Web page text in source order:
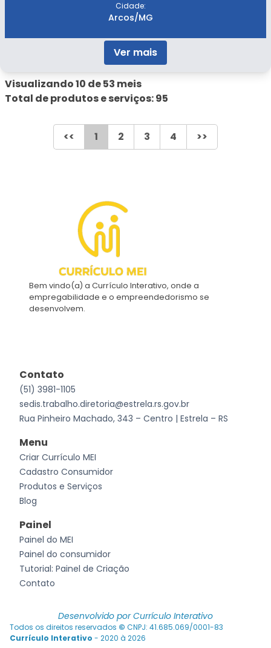
Cidade:
Arcos/MG
Ver mais
Visualizando 10 de 53 meis
Total de produtos e serviços: 95
<< 1 2 3 4 >>
Bem vindo(a) a Currículo Interativo, onde a
empregabilidade e o empreendedorismo se
desenvolvem.
Contato
(51) 3981-1105
sedis.trabalho.diretoria@estrela.rs.gov.br
Rua Pinheiro Machado, 343 – Centro | Estrela – RS
Menu
Criar Currículo MEI
Cadastro Consumidor
Produtos e Serviços
Blog
Painel
Painel do MEI
Painel do consumidor
Tutorial: Painel de Criação
Contato
Desenvolvido porCurrículo Interativo
Todos os direitos reservados © CNPJ: 41.685.069/0001-83
Currículo Interativo - 2020 à 2026